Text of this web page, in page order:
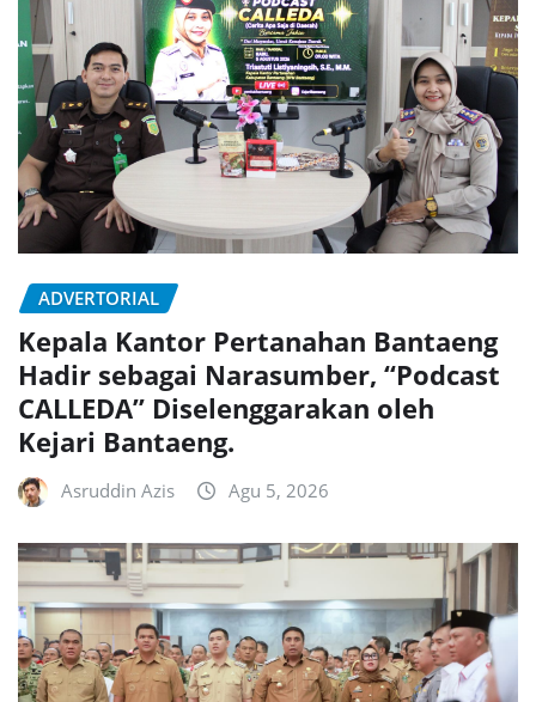
ADVERTORIAL
Kepala Kantor Pertanahan Bantaeng
Hadir sebagai Narasumber, “Podcast
CALLEDA” Diselenggarakan oleh
Kejari Bantaeng.
Asruddin Azis Agu 5, 2026